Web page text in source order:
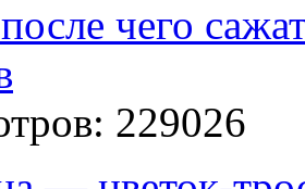
чего
229026